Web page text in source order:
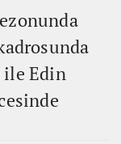
ile Edin